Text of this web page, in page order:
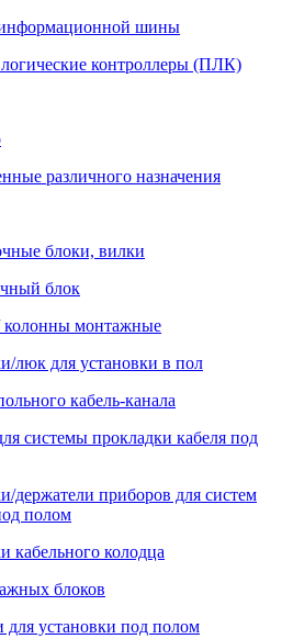
шины
контроллеры (ПЛК)
различного назначения
блоки, вилки
блок
колонны монтажные
люк для установки в пол
кабель-канала
системы прокладки кабеля под
держатели приборов для систем
полом
колодца
блоков
для установки под полом